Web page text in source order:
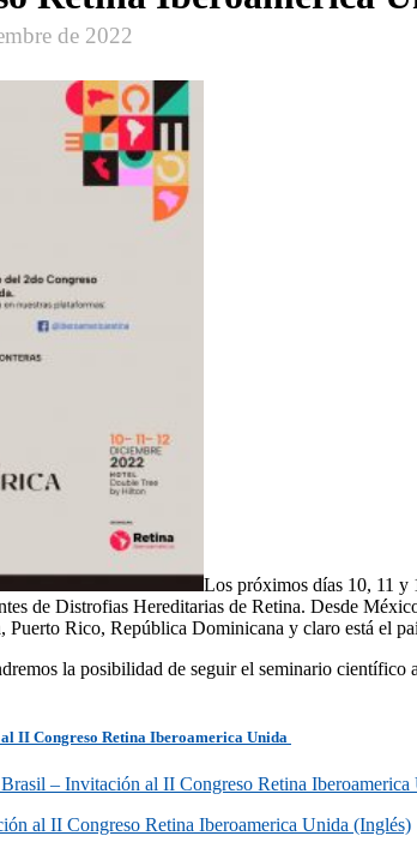
de 2022
Los próximos días 10, 11 y
de Distrofias Hereditarias de Retina. Desde
Puerto Rico, República Dominicana y claro está el
la posibilidad de seguir el seminario científico
II Congreso Retina Iberoamerica Unida
– Invitación al II Congreso Retina
al II Congreso Retina Iberoamerica Unida (Inglés)